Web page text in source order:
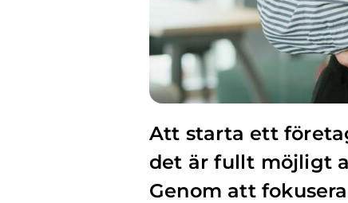
Att starta ett
det är fullt möjligt
Genom att